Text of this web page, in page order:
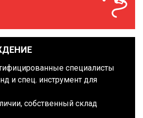
специалисты
и спец. инструмент для
собственный склад